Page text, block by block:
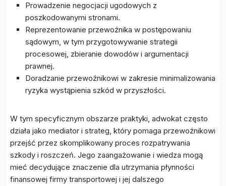
Prowadzenie negocjacji ugodowych z
poszkodowanymi stronami.
Reprezentowanie przewoźnika w postępowaniu
sądowym, w tym przygotowywanie strategii
procesowej, zbieranie dowodów i argumentacji
prawnej.
Doradzanie przewoźnikowi w zakresie minimalizowania
ryzyka wystąpienia szkód w przyszłości.
W tym specyficznym obszarze praktyki, adwokat często
działa jako mediator i strateg, który pomaga przewoźnikowi
przejść przez skomplikowany proces rozpatrywania
szkody i roszczeń. Jego zaangażowanie i wiedza mogą
mieć decydujące znaczenie dla utrzymania płynności
finansowej firmy transportowej i jej dalszego